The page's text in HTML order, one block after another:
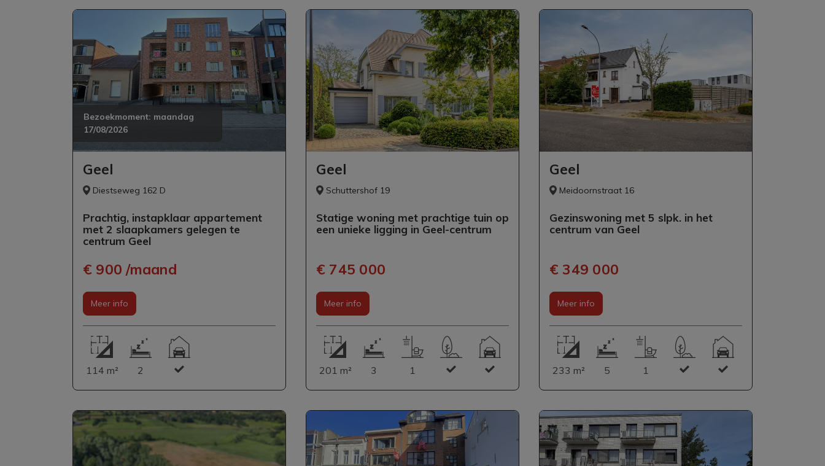
Bezoekmoment: maandag
17/08/2026
Geel
Diestseweg 162 D
Prachtig, instapklaar appartement
met 2 slaapkamers gelegen te
centrum Geel
€ 900 /maand
Meer info
114 m² 2
Geel
Schuttershof 19
Statige woning met prachtige tuin op
een unieke ligging in Geel-centrum
€ 745 000
Meer info
201 m² 3 1
Geel
Meidoornstraat 16
Gezinswoning met 5 slpk. in het
centrum van Geel
€ 349 000
Meer info
233 m² 5 1